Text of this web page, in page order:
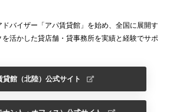
バイザー「アパ賃貸館」を始め、全国に展開す
活かした貸店舗・貸事務所を実績と経験でサポ
貸館（北陸）公式サイト